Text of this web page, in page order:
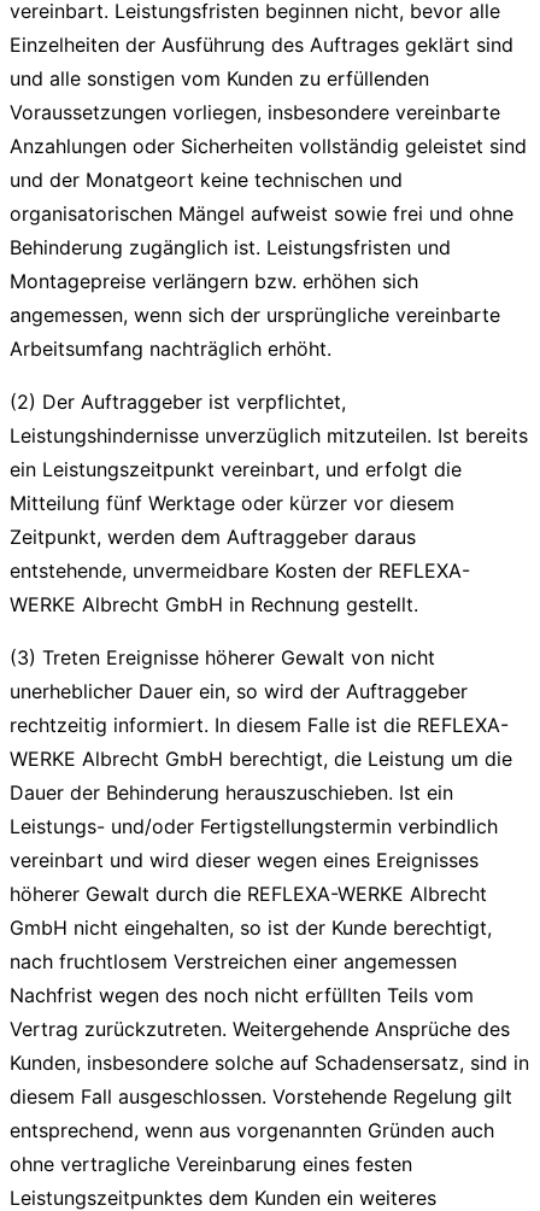
vereinbart. Leistungsfristen beginnen nicht, bevor alle
Einzelheiten der Ausführung des Auftrages geklärt sind
und alle sonstigen vom Kunden zu erfüllenden
Voraussetzungen vorliegen, insbesondere vereinbarte
Anzahlungen oder Sicherheiten vollständig geleistet sind
und der Monatgeort keine technischen und
organisatorischen Mängel aufweist sowie frei und ohne
Behinderung zugänglich ist. Leistungsfristen und
Montagepreise verlängern bzw. erhöhen sich
angemessen, wenn sich der ursprüngliche vereinbarte
Arbeitsumfang nachträglich erhöht.
(2) Der Auftraggeber ist verpflichtet,
Leistungshindernisse unverzüglich mitzuteilen. Ist bereits
ein Leistungszeitpunkt vereinbart, und erfolgt die
Mitteilung fünf Werktage oder kürzer vor diesem
Zeitpunkt, werden dem Auftraggeber daraus
entstehende, unvermeidbare Kosten der REFLEXA-
WERKE Albrecht GmbH in Rechnung gestellt.
(3) Treten Ereignisse höherer Gewalt von nicht
unerheblicher Dauer ein, so wird der Auftraggeber
rechtzeitig informiert. In diesem Falle ist die REFLEXA-
WERKE Albrecht GmbH berechtigt, die Leistung um die
Dauer der Behinderung herauszuschieben. Ist ein
Leistungs- und/oder Fertigstellungstermin verbindlich
vereinbart und wird dieser wegen eines Ereignisses
höherer Gewalt durch die REFLEXA-WERKE Albrecht
GmbH nicht eingehalten, so ist der Kunde berechtigt,
nach fruchtlosem Verstreichen einer angemessen
Nachfrist wegen des noch nicht erfüllten Teils vom
Vertrag zurückzutreten. Weitergehende Ansprüche des
Kunden, insbesondere solche auf Schadensersatz, sind in
diesem Fall ausgeschlossen. Vorstehende Regelung gilt
entsprechend, wenn aus vorgenannten Gründen auch
ohne vertragliche Vereinbarung eines festen
Leistungszeitpunktes dem Kunden ein weiteres